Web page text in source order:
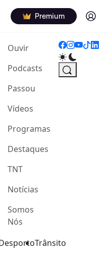
Premium Log in
Ouvir(current)
Podcasts
Passou
Vídeos
Programas
Destaques
TNT
Notícias
Somos
Nós
Trânsito